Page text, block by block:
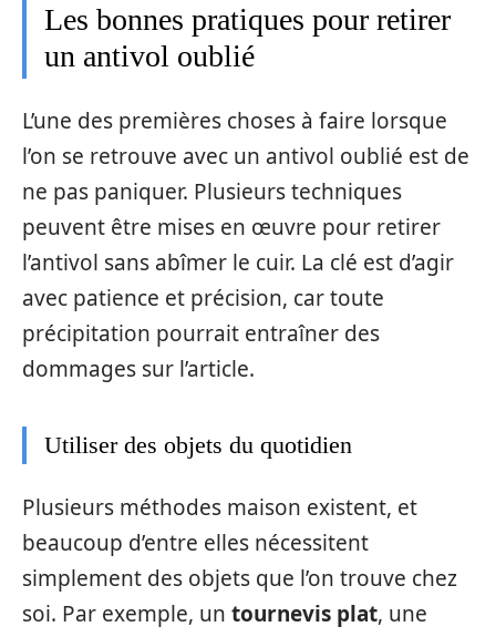
Les bonnes pratiques pour retirer
un antivol oublié
L’une des premières choses à faire lorsque
l’on se retrouve avec un antivol oublié est de
ne pas paniquer. Plusieurs techniques
peuvent être mises en œuvre pour retirer
l’antivol sans abîmer le cuir. La clé est d’agir
avec patience et précision, car toute
précipitation pourrait entraîner des
dommages sur l’article.
Utiliser des objets du quotidien
Plusieurs méthodes maison existent, et
beaucoup d’entre elles nécessitent
simplement des objets que l’on trouve chez
soi. Par exemple, un tournevis plat, une